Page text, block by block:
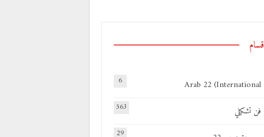
Arab 22 (International
6
فن تشكيلي 563
29